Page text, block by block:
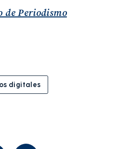
de Periodismo
digitales